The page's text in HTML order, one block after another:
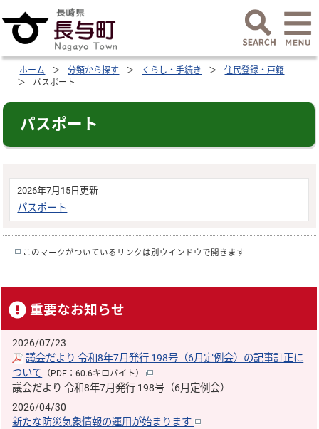
ホーム 分類から探す くらし・手続き
住民登録・戸籍
パスポート
パスポート
2026年7月15日更新
パスポート
このマークがついているリンクは別ウインドウで開きます
重要なお知らせ
2026/07/23
議会だより 令和8年7月発行 198号（6月定例会）の記事訂正に
ついて （PDF：60.6キロバイト）
議会だより 令和8年7月発行 198号（6月定例会）
2026/04/30
新たな防災気象情報の運用が始まります